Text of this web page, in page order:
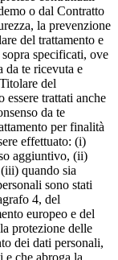
o dal Contratto
la prevenzione
del trattamento e
specificati, ove
da te ricevuta e
del
trattati anche
da te
per finalità
effettuato: (i)
aggiuntivo, (ii)
quando sia
sono stati
4, del
europeo e del
protezione delle
dei dati personali,
che abroga la